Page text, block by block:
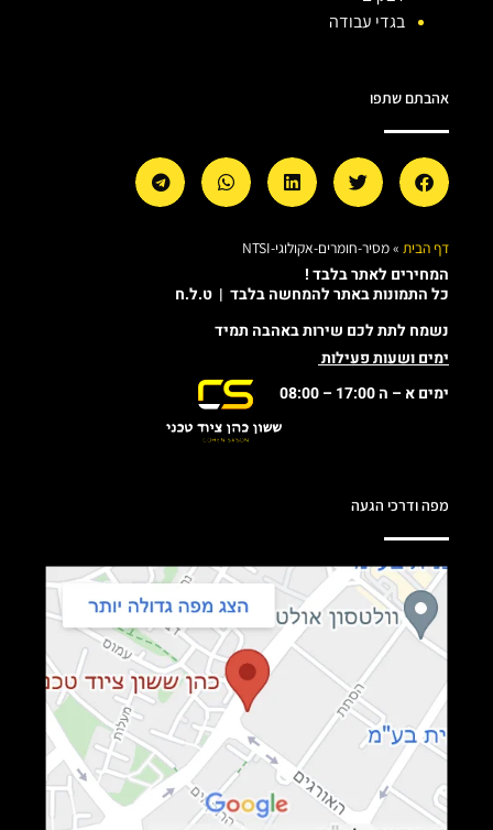
בגדי עבודה
אהבתם שתפו
דף הבית »מסיר-חומרים-אקולוגי-NTSI
המחירים לאתר בלבד !
כל התמונות באתר להמחשה בלבד | ט.ל.ח
נשמח לתת לכם שירות באהבה תמיד
ימים ושעות פעילות
ימים א – ה 17:00 – 08:00
מפה ודרכי הגעה